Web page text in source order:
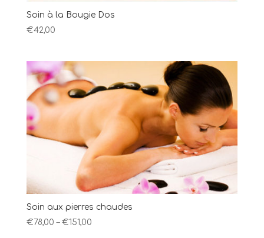
Soin à la Bougie Dos
€42,00
Soin aux pierres chaudes
€78,00 – €151,00